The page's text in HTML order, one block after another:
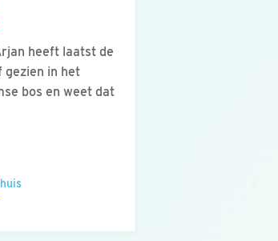
heeft laatst de
gezien in het
bos en weet dat